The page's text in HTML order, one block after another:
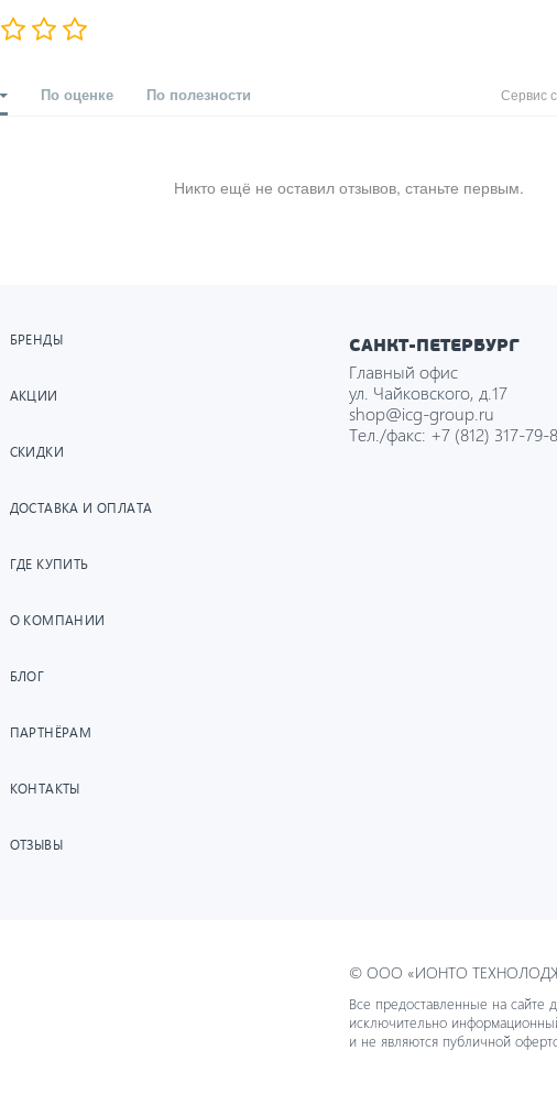
По оценке По полезности Сервис
Никто ещё не оставил отзывов, станьте первым.
БРЕНДЫ
АКЦИИ
СКИДКИ
ДОСТАВКА И ОПЛАТА
ГДЕ КУПИТЬ
О КОМПАНИИ
БЛОГ
ПАРТНЁРАМ
КОНТАКТЫ
ОТЗЫВЫ
САНКТ-ПЕТЕРБУРГ
Главный офис
ул. Чайковского, д.17
shop@icg-group.ru
Тел./факс: +7 (812) 317-79-
© ООО «ИОНТО
Все предоставленные на сайте
исключительно
и не являются публичной